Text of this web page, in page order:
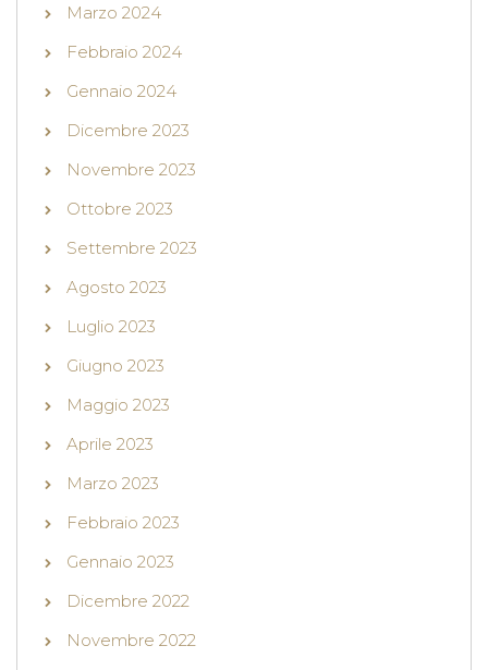
Marzo 2024
Febbraio 2024
Gennaio 2024
Dicembre 2023
Novembre 2023
Ottobre 2023
Settembre 2023
Agosto 2023
Luglio 2023
Giugno 2023
Maggio 2023
Aprile 2023
Marzo 2023
Febbraio 2023
Gennaio 2023
Dicembre 2022
Novembre 2022